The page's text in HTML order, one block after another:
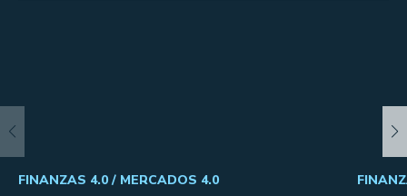
FINANZAS 4.0 / MERCADOS 4.0